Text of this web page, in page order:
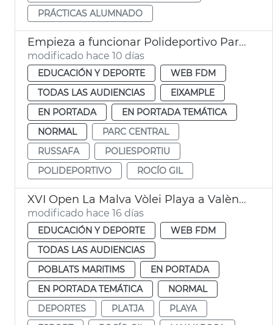
PRÁCTICAS ALUMNADO
Empieza a funcionar Polideportivo Parc Central València
modificado hace 10 días
EDUCACIÓN Y DEPORTE
WEB FDM
TODAS LAS AUDIENCIAS
EIXAMPLE
EN PORTADA
EN PORTADA TEMÁTICA
NORMAL
PARC CENTRAL
RUSSAFA
POLIESPORTIU
POLIDEPORTIVO
ROCÍO GIL
XVI Open La Malva Vòlei Playa a València
modificado hace 16 días
EDUCACIÓN Y DEPORTE
WEB FDM
TODAS LAS AUDIENCIAS
POBLATS MARITIMS
EN PORTADA
EN PORTADA TEMÁTICA
NORMAL
DEPORTES
PLATJA
PLAYA